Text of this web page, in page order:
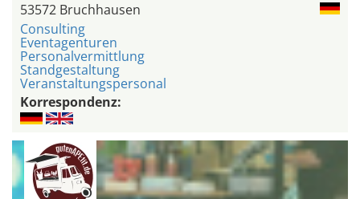
53572 Bruchhausen
Consulting
Eventagenturen
Personalvermittlung
Standgestaltung
Veranstaltungspersonal
Korrespondenz: